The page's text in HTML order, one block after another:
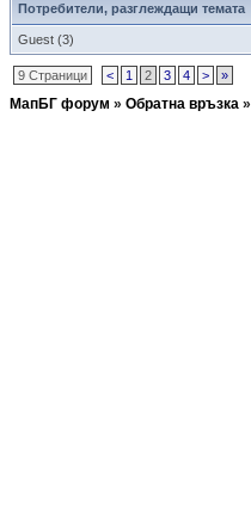
Потребители, разглеждащи темата
Guest (3)
9 Страници < 1 2 3 4 > »
МапБГ форум » Обратна връзка »